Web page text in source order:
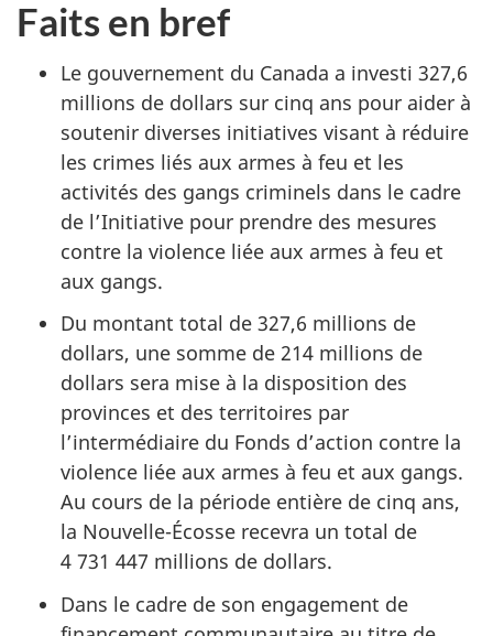
Faits en bref
Le gouvernement du Canada a investi 327,6
millions de dollars sur cinq ans pour aider à
soutenir diverses initiatives visant à réduire
les crimes liés aux armes à feu et les
activités des gangs criminels dans le cadre
de l’Initiative pour prendre des mesures
contre la violence liée aux armes à feu et
aux gangs.
Du montant total de 327,6 millions de
dollars, une somme de 214 millions de
dollars sera mise à la disposition des
provinces et des territoires par
l’intermédiaire du Fonds d’action contre la
violence liée aux armes à feu et aux gangs.
Au cours de la période entière de cinq ans,
la Nouvelle-Écosse recevra un total de
4 731 447 millions de dollars.
Dans le cadre de son engagement de